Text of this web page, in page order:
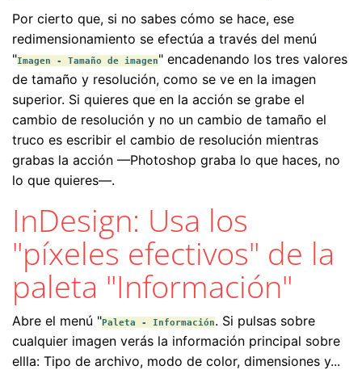
Por cierto que, si no sabes cómo se hace, ese
redimensionamiento se efectúa a través del menú
"Imagen - Tamaño de imagen" encadenando los tres valores
de tamaño y resolución, como se ve en la imagen
superior. Si quieres que en la acción se grabe el
cambio de resolución y no un cambio de tamaño el
truco es escribir el cambio de resolución mientras
grabas la acción —Photoshop graba lo que haces, no
lo que quieres—.
InDesign: Usa los
"píxeles efectivos" de la
paleta "Información"
Abre el menú "Paleta - Información. Si pulsas sobre
cualquier imagen verás la información principal sobre
ellla: Tipo de archivo, modo de color, dimensiones y...